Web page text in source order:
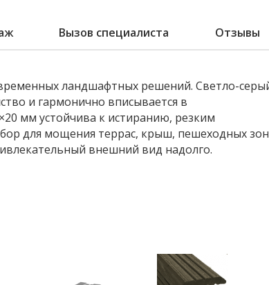
Вызов специалиста Отзывы
ландшафтных решений. Светло-
и гармонично вписывается в
мм устойчива к истиранию, резким
для мощения террас, крыш, пешеходных зон
внешний вид надолго.